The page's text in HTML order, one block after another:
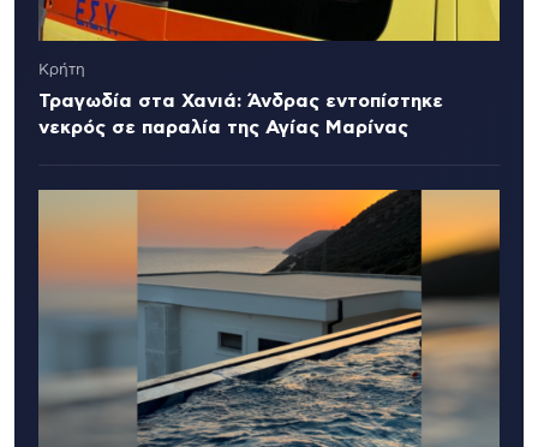
Κρήτη
Τραγωδία στα Χανιά: Άνδρας εντοπίστηκε
νεκρός σε παραλία της Αγίας Μαρίνας